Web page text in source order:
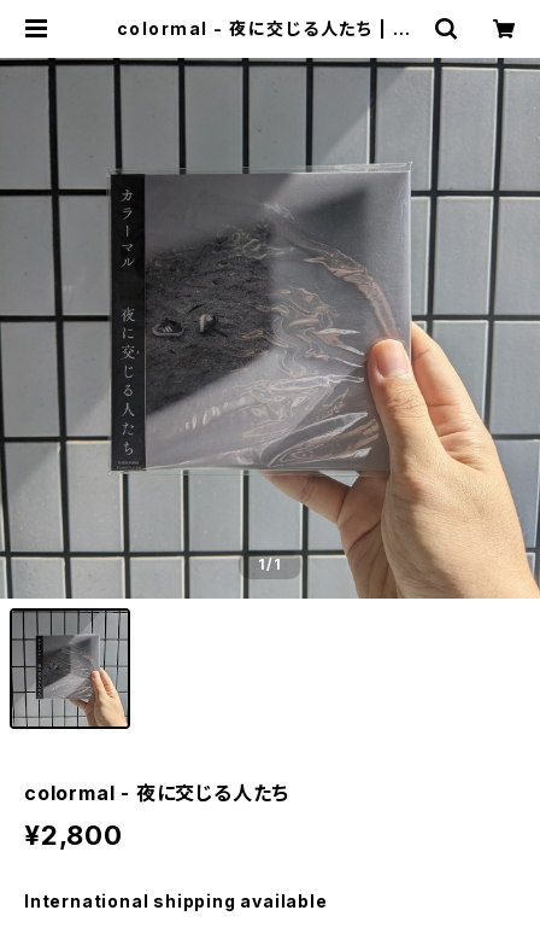
colormal - 夜に交じる人たち | ma
1/1
colormal - 夜に交じる人たち
¥2,800
International shipping available